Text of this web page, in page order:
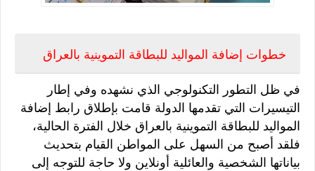
خطوات إضافة المواليد للبطاقة التموينية بالعراق
في ظل التطور التكنولوجي الذي نشهده وفي إطار
التيسيرات التي تقدمها الدولة قامت بإطلاق رابط إضافة
المواليد للبطاقة التموينية بالعراق خلال الفترة الحالية،
فلقد أصبح من السهل على المواطن القيام بتحديث
بياناتها الشخصية والعائلية أونلاين ولا حاجة للتوجه إلى